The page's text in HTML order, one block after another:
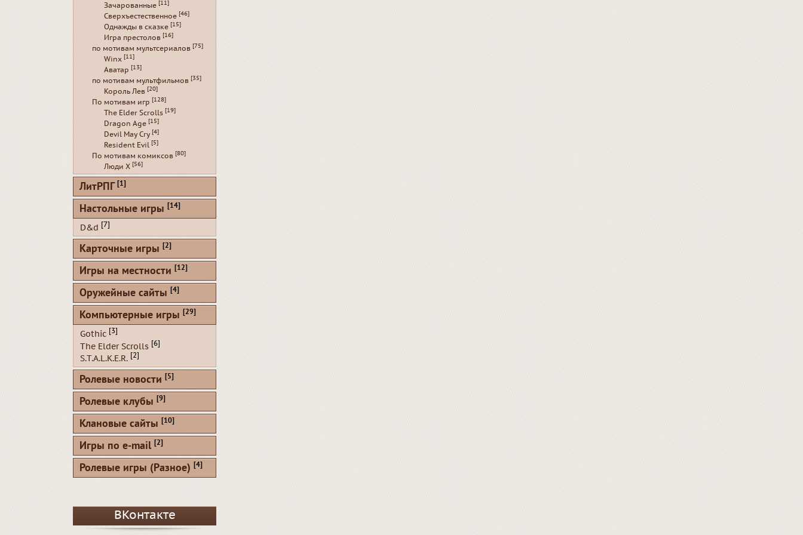
Зачарованные [11]
Сверхъестественное [46]
Однажды в сказке [15]
Игра престолов [16]
по мотивам мультсериалов [75]
Winx [11]
Аватар [13]
по мотивам мультфильмов [35]
Король Лев [20]
По мотивам игр [128]
The Elder Scrolls [19]
Dragon Age [15]
Devil May Cry [4]
Resident Evil [5]
По мотивам комиксов [80]
Люди Х [56]
ЛитРПГ [1]
Настольные игры [14]
D&d [7]
Карточные игры [2]
Игры на местности [12]
Оружейные сайты [4]
Компьютерные игры [29]
Gothic [3]
The Elder Scrolls [6]
S.T.A.L.K.E.R. [2]
Ролевые новости [5]
Ролевые клубы [9]
Клановые сайты [10]
Игры по e-mail [2]
Ролевые игры (Разное) [4]
ВКонтакте